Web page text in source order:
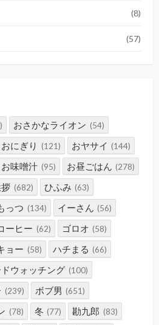
(8)
(57)
おさかなライオン (54)
おにぎり (121) おヤサイ (144)
お味噌汁 (95) お昼ごはん (278)
(682) ひふみ (63)
っつ (134) イーさん (56)
ーヒー (62) ゴロオ (58)
ョー (58) ハチまる (66)
ウォッチング (100)
(239) ボブ男 (651)
(78) 冬 (77) 勘九郎 (83)